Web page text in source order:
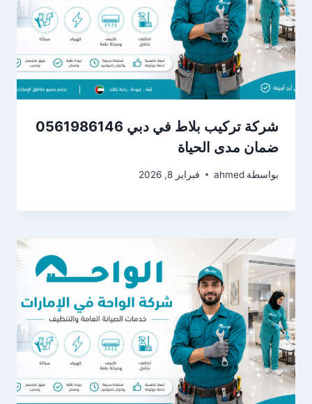
شركة تركيب بلاط في دبي 0561986146
ضمان مدى الحياة
بواسطة ahmed فبراير 8, 2026